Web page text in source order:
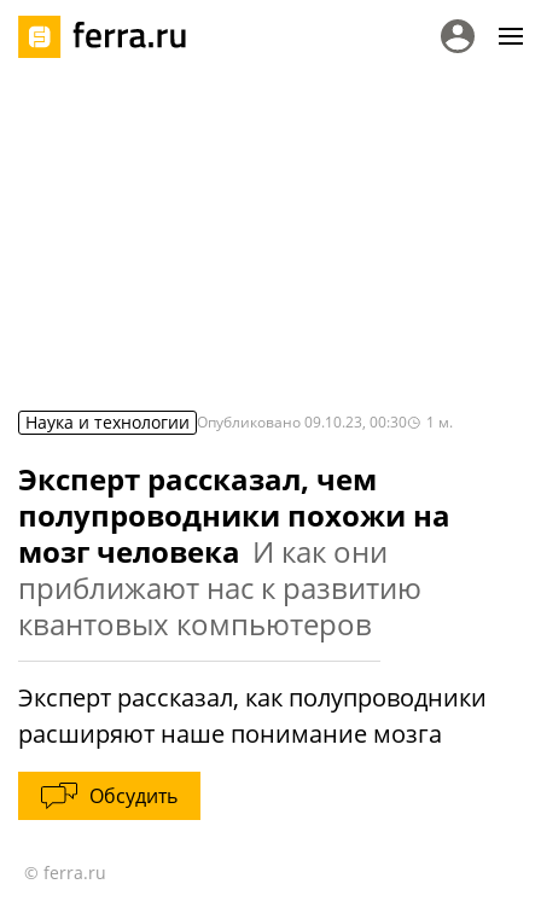
Наука и технологии Опубликовано09.10.23, 00:30 1 м.
Эксперт рассказал, чем
полупроводники похожи на
мозг человека И как они
приближают нас к развитию
квантовых компьютеров
Эксперт рассказал, как полупроводники
расширяют наше понимание мозга
Обсудить
© ferra.ru